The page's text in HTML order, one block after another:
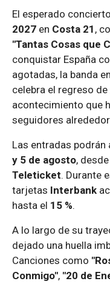
El esperado
2027 en Costa 21 ,
"Tantas Cosas que
conquistar España
agotadas, la banda
celebra el regreso de
acontecimiento que
seguidores
Las entradas podrán
y 5 de agosto,
Teleticket. Durante
tarjetas Interbank
hasta el 15 %.
A lo largo de su
dejado una huella
Canciones como
Conmigo", "20 de